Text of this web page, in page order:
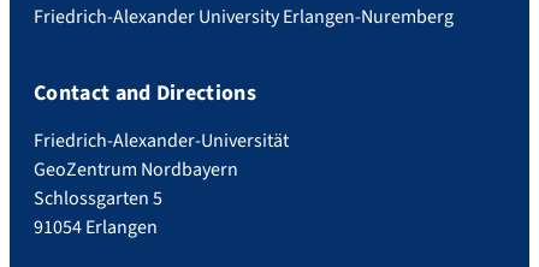
Friedrich-Alexander University Erlangen-Nuremberg
Contact and Directions
Friedrich-Alexander-Universität
GeoZentrum Nordbayern
Schlossgarten 5
91054 Erlangen